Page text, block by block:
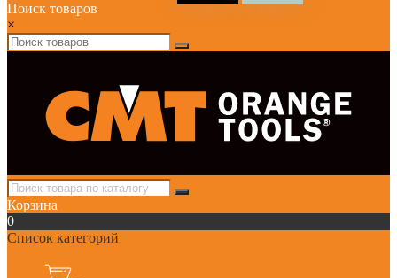
Поиск товаров
×
Корзина
0
Список категорий